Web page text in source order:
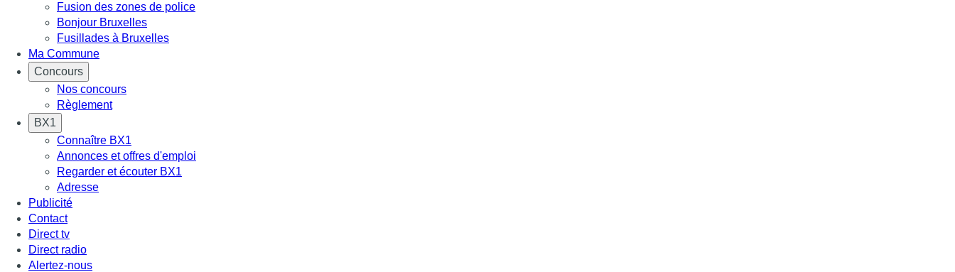
Fusion des zones de police
Bonjour Bruxelles
Fusillades à Bruxelles
Ma Commune
Concours
Nos concours
Règlement
BX1
Connaître BX1
Annonces et offres d'emploi
Regarder et écouter BX1
Adresse
Publicité
Contact
Direct tv
Direct radio
Alertez-nous